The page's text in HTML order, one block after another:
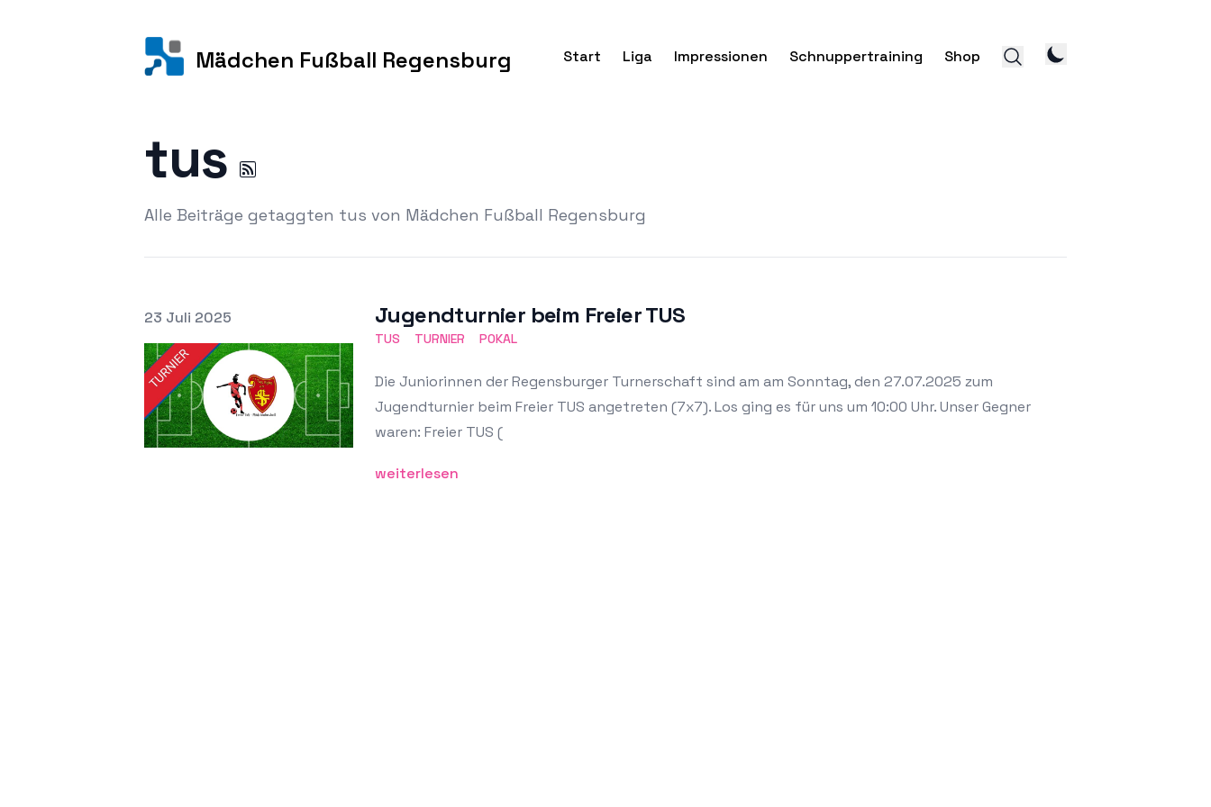
Mädchen Fußball Regensburg Start Liga Impressionen Schnuppertraining Shop
tus
Alle Beiträge getaggten tus von Mädchen Fußball Regensburg
Veröffentlicht am
23 Juli 2025
Jugendturnier beim Freier TUS
TUS TURNIER POKAL
Die Juniorinnen der Regensburger Turnerschaft sind am am Sonntag, den 27.07.2025 zum
Jugendturnier beim Freier TUS angetreten (7x7). Los ging es für uns um 10:00 Uhr. Unser Gegner
waren: Freier TUS (
weiterlesen